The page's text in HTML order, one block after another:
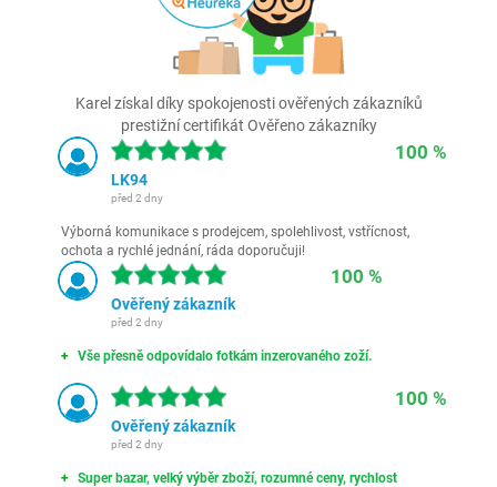
Karel získal díky spokojenosti ověřených zákazníků
prestižní certifikát Ověřeno zákazníky
100 %
LK94
před 2 dny
Výborná komunikace s prodejcem, spolehlivost, vstřícnost,
ochota a rychlé jednání, ráda doporučuji!
100 %
Ověřený zákazník
před 2 dny
Vše přesně odpovídalo fotkám inzerovaného zoží.
100 %
Ověřený zákazník
před 2 dny
Super bazar, velký výběr zboží, rozumné ceny, rychlost